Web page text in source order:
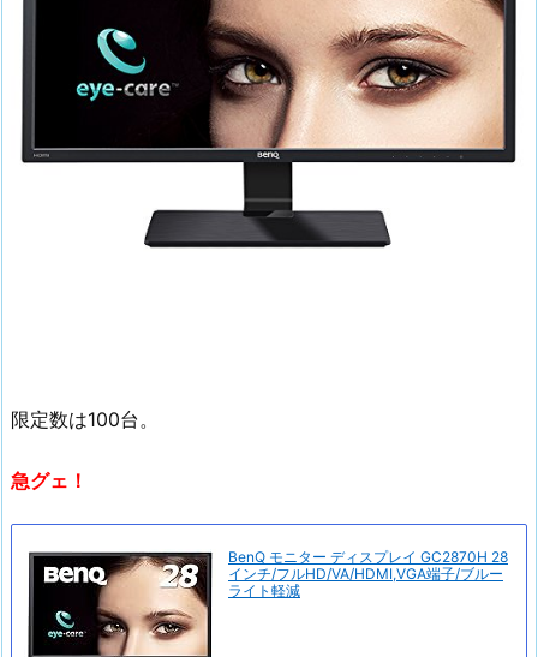
限定数は100台。
急グェ！
BenQ モニター ディスプレイ GC2870H 28
インチ/フルHD/VA/HDMI,VGA端子/ブルー
ライト軽減